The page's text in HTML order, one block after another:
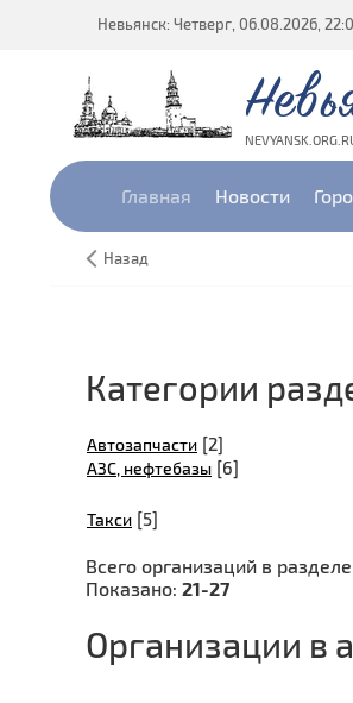
Невьянск: Четверг, 06.08.2026,
Главная Новости
Назад
Категории
Автозапчасти [2]
АЗС, нефтебазы [6]
Такси [5]
Всего организаций в
Показано: 21-27
Организации в